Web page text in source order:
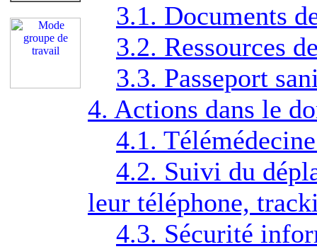
3.1. Documents
3.2. Ressources
3.3. Passeport
4. Actions dans le
4.1.
4.2. Suivi du
leur téléphone,
4.3. Sécurité